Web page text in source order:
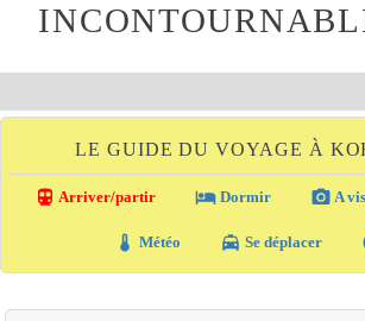
LE GUIDE DU VOYAGE À
directions_transit Arriver/partir local_hotel Dormir photo_camera A
thermostat Météo local_taxi Se déplacer